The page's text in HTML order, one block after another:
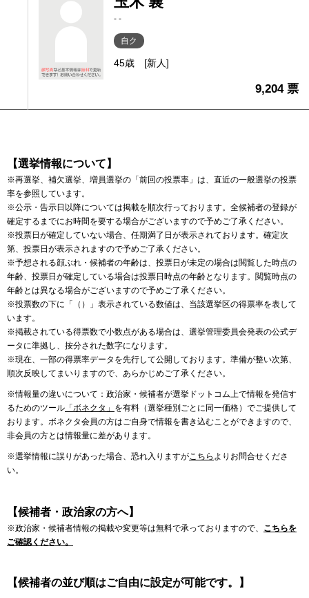
- -
自ク
45歳 [新人]
9,204 票
【選挙情報について】
※再選挙、補欠選挙、増員選挙の「前回の投票率」は、直近の一般選挙の投票
率を参照しています。
※公示・告示日以降については掲載を順次行っております。全候補者の登録が
確定するまでにお時間を要する場合がございますので予めご了承ください。
※投票日が確定していない場合、任期満了日が表示されております。確定次
第、投票日が表示されますので予めご了承ください。
※予想される顔ぶれ・候補者の年齢は、投票日が未定の場合は閲覧した時点の
年齢、投票日が確定している場合は投票日時点の年齢となります。閲覧時点の
年齢とは異なる場合がございますので予めご了承ください。
※投票数の下に「（）」表示されている数値は、当該選挙区の得票率を表して
います。
※掲載されている得票数で小数点がある場合は、選挙管理委員会発表の公式デ
ータに準拠し、按分された数字になります。
※現在、一部の得票率データを先行して公開しております。準備が整い次第、
順次反映してまいりますので、あらかじめご了承ください。
※情報量の違いについて：政治家・候補者が選挙ドットコム上で情報を発信す
るためのツール 「ボネクタ」 を有料（選挙種別ごとに同一価格）でご提供して
おります。ボネクタ会員の方はご自身で情報を書き込むことができますので、
非会員の方とは情報量に差があります。
※選挙情報に誤りがあった場合、恐れ入りますがこちら よりお問合せくださ
い。
【候補者・政治家の方へ】
※政治家・候補者情報の掲載や変更等は無料で承っておりますので、 こちらを
ご確認ください。
【候補者の並び順はご自由に設定が可能です。】